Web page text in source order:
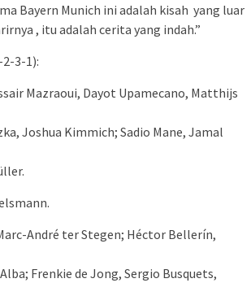
Bayern Munich ini adalah kisah yang luar
, itu adalah cerita yang indah.”
3-1):
Mazraoui, Dayot Upamecano, Matthijs
Joshua Kimmich; Sadio Mane, Jamal
André ter Stegen; Héctor Bellerín,
Frenkie de Jong, Sergio Busquets,